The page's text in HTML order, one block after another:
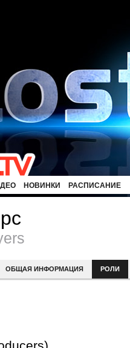
НОВИНКИ РАСПИСАНИЕ
ОБЩАЯ ИНФОРМАЦИЯ РОЛИ